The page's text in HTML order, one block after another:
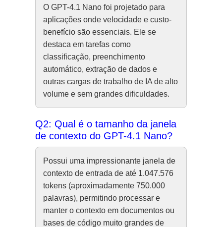
O GPT-4.1 Nano foi projetado para
aplicações onde velocidade e custo-
benefício são essenciais. Ele se
destaca em tarefas como
classificação, preenchimento
automático, extração de dados e
outras cargas de trabalho de IA de alto
volume e sem grandes dificuldades.
Q2: Qual é o tamanho da janela
de contexto do GPT-4.1 Nano?
Possui uma impressionante janela de
contexto de entrada de até 1.047.576
tokens (aproximadamente 750.000
palavras), permitindo processar e
manter o contexto em documentos ou
bases de código muito grandes de